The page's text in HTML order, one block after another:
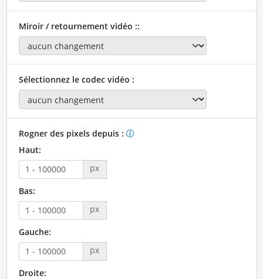
Miroir / retournement vidéo ::
Sélectionnez le codec vidéo :
Rogner des pixels depuis :
Haut:
px
Bas:
px
Gauche:
px
Droite: